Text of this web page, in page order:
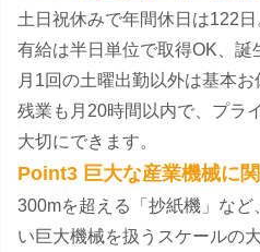
土日祝休みで年間休日は122日
有給は半日単位で取得OK、誕
月1回の土曜出勤以外は基本
残業も月20時間以内で、プラ
大切にできます。
Point3 巨大な産業機械に
300mを超える「抄紙機」な
い巨大機械を扱うスケールの